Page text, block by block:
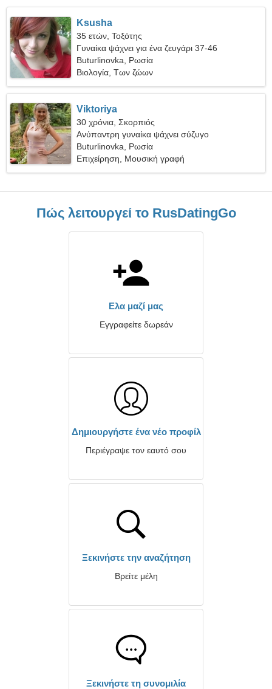
Ksusha
35 ετών, Τοξότης
Γυναίκα ψάχνει για ένα ζευγάρι 37-46
Buturlinovka, Ρωσία
Βιολογία, Των ζώων
Viktoriya
30 χρόνια, Σκορπιός
Ανύπαντρη γυναίκα ψάχνει σύζυγο
Buturlinovka, Ρωσία
Επιχείρηση, Μουσική γραφή
Πώς λειτουργεί το RusDatingGo
Ελα μαζί μας
Εγγραφείτε δωρεάν
Δημιουργήστε ένα νέο προφίλ
Περιέγραψε τον εαυτό σου
Ξεκινήστε την αναζήτηση
Βρείτε μέλη
Ξεκινήστε τη συνομιλία